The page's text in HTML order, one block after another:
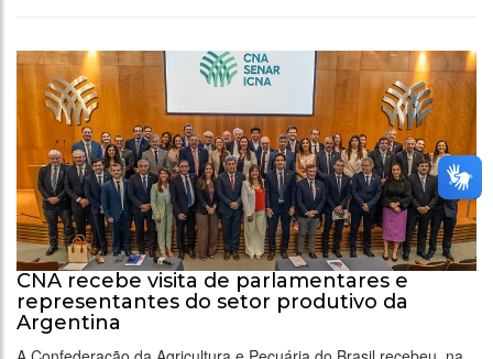
CNA recebe visita de parlamentares e
representantes do setor produtivo da
Argentina